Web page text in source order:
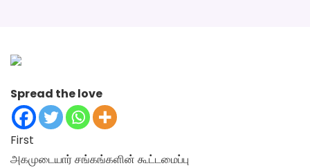
Spread the love
First
அகமுடையார் சங்கங்களின் கூட்டமைப்பு